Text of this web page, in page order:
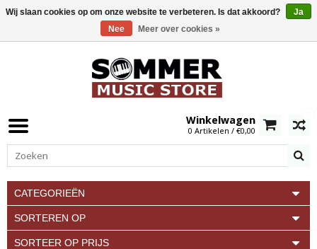
Winkelwagen
0 Artikelen / €0,00
CATEGORIEËN
SORTEREN OP
SORTEER OP PRIJS
Wij slaan cookies op om onze website te verbeteren. Is dat akkoord?
Ja
Nee
Meer over cookies »